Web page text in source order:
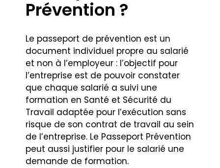
Prévention ?
Le passeport de prévention est un
document individuel propre au salarié
et non à l’employeur : l’objectif pour
l’entreprise est de pouvoir constater
que chaque salarié a suivi une
formation en Santé et Sécurité du
Travail adaptée pour l’exécution sans
risque de son contrat de travail au sein
de l’entreprise. Le Passeport Prévention
peut aussi justifier pour le salarié une
demande de formation.